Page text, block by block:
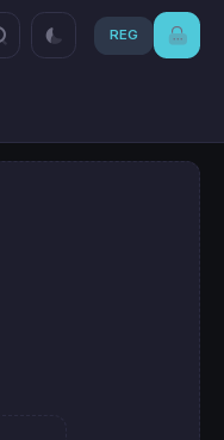
REG